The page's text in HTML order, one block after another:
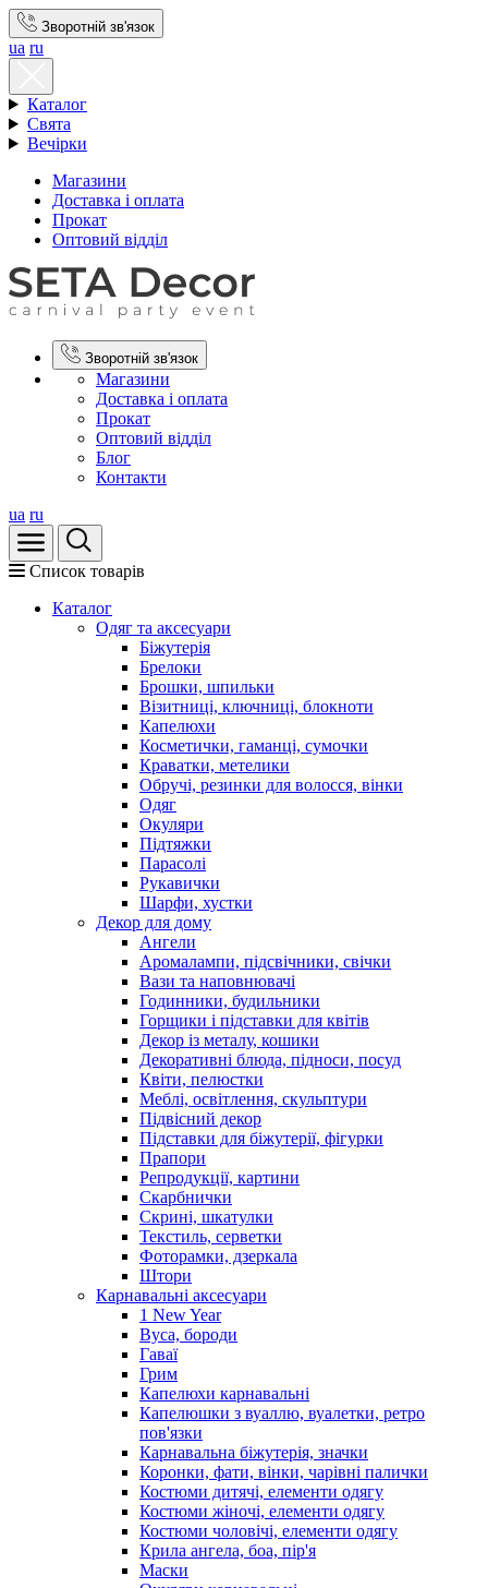
Зворотній зв'язок
ua ru
Каталог
Свята
Вечірки
Магазини
Доставка і оплата
Прокат
Оптовий відділ
Зворотній зв'язок
Магазини
Доставка і оплата
Прокат
Оптовий відділ
Блог
Контакти
ua ru
Список товарів
Каталог
Oдяг та аксесуари
Біжутерія
Брелоки
Брошки, шпильки
Візитниці, ключниці, блокноти
Капелюхи
Косметички, гаманці, сумочки
Краватки, метелики
Обручі, резинки для волосся, вінки
Одяг
Окуляри
Підтяжки
Парасолі
Рукавички
Шарфи, хустки
Декор для дому
Ангели
Аромалампи, підсвічники, свічки
Вази та наповнювачі
Годинники, будильники
Горщики і підставки для квітів
Декор із металу, кошики
Декоративні блюда, підноси, посуд
Квіти, пелюстки
Меблі, освітлення, скульптури
Підвісний декор
Підставки для біжутерії, фігурки
Прапори
Репродукції, картини
Скарбнички
Скрині, шкатулки
Текстиль, серветки
Фоторамки, дзеркала
Штори
Карнавальні аксесуари
1 New Year
Вуса, бороди
Гаваї
Грим
Капелюхи карнавальні
Капелюшки з вуаллю, вуалетки, ретро
пов'язки
Карнавальна біжутерія, значки
Коронки, фати, вінки, чарівні палички
Костюми дитячі, елементи одягу
Костюми жіночі, елементи одягу
Костюми чоловічі, елементи одягу
Крила ангела, боа, пір'я
Маски